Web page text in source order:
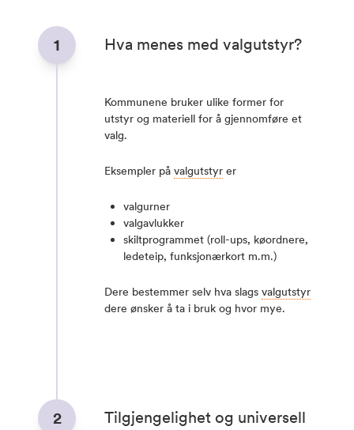
1 Hva menes med valgutstyr?
Kommunene bruker ulike former for
utstyr og materiell for å gjennomføre et
valg.
Eksempler på valgutstyr er
valgurner
valgavlukker
skiltprogrammet (roll-ups, køordnere,
ledeteip, funksjonærkort m.m.)
Dere bestemmer selv hva slags valgutstyr
dere ønsker å ta i bruk og hvor mye.
2
Tilgjengelighet og universell